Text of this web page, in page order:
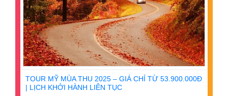
TOUR MỸ MÙA THU 2025 – GIÁ CHỈ TỪ 53.900.000Đ
| LỊCH KHỞI HÀNH LIÊN TỤC